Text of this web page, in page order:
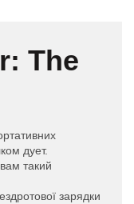
The
дует.
такий
зарядки